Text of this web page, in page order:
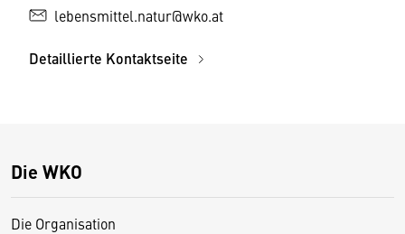
lebensmittel.natur@wko.at
Detaillierte Kontaktseite
Die WKO
Die Organisation